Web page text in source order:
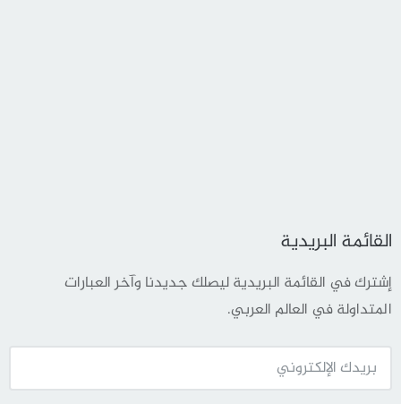
القائمة البريدية
إشترك في القائمة البريدية ليصلك جديدنا وآخر العبارات
المتداولة في العالم العربي.